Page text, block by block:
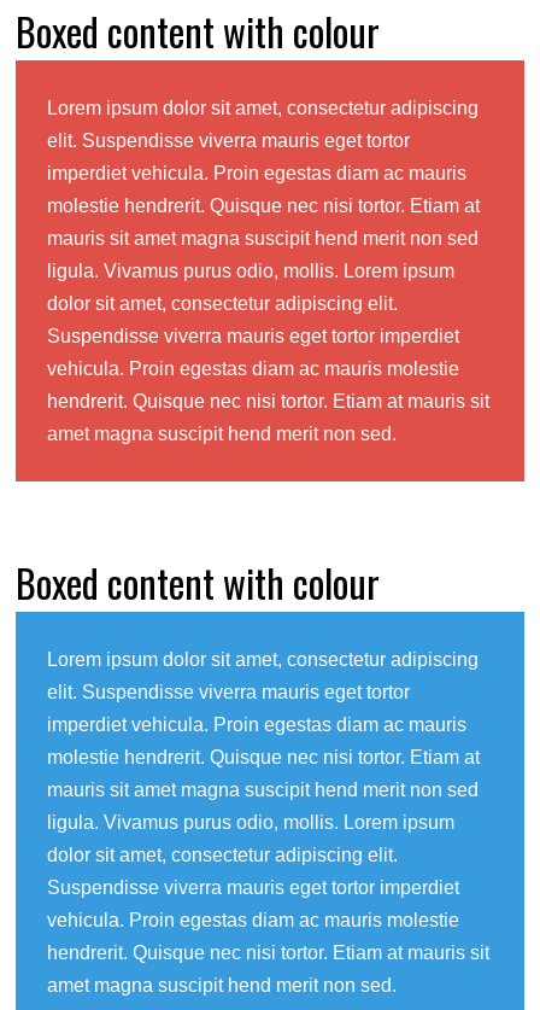
Boxed content with colour
Lorem ipsum dolor sit amet, consectetur adipiscing
elit. Suspendisse viverra mauris eget tortor
imperdiet vehicula. Proin egestas diam ac mauris
molestie hendrerit. Quisque nec nisi tortor. Etiam at
mauris sit amet magna suscipit hend merit non sed
ligula. Vivamus purus odio, mollis. Lorem ipsum
dolor sit amet, consectetur adipiscing elit.
Suspendisse viverra mauris eget tortor imperdiet
vehicula. Proin egestas diam ac mauris molestie
hendrerit. Quisque nec nisi tortor. Etiam at mauris sit
amet magna suscipit hend merit non sed.
Boxed content with colour
Lorem ipsum dolor sit amet, consectetur adipiscing
elit. Suspendisse viverra mauris eget tortor
imperdiet vehicula. Proin egestas diam ac mauris
molestie hendrerit. Quisque nec nisi tortor. Etiam at
mauris sit amet magna suscipit hend merit non sed
ligula. Vivamus purus odio, mollis. Lorem ipsum
dolor sit amet, consectetur adipiscing elit.
Suspendisse viverra mauris eget tortor imperdiet
vehicula. Proin egestas diam ac mauris molestie
hendrerit. Quisque nec nisi tortor. Etiam at mauris sit
amet magna suscipit hend merit non sed.